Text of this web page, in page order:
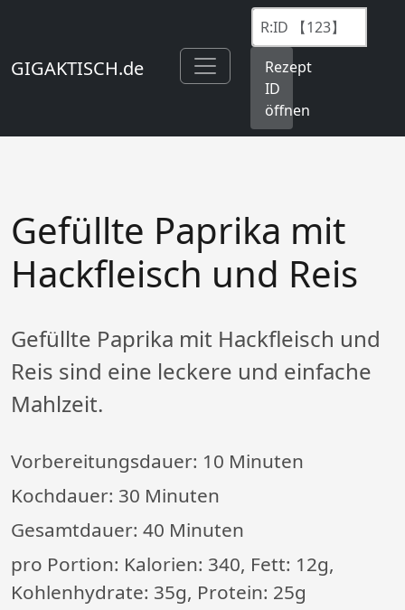
GIGAKTISCH.de
Rezept
ID
öffnen
Gefüllte Paprika mit
Hackfleisch und Reis
Gefüllte Paprika mit Hackfleisch und
Reis sind eine leckere und einfache
Mahlzeit.
Vorbereitungsdauer: 10 Minuten
Kochdauer: 30 Minuten
Gesamtdauer: 40 Minuten
pro Portion: Kalorien: 340, Fett: 12g,
Kohlenhydrate: 35g, Protein: 25g